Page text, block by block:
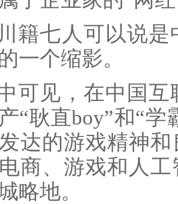
籍七人可以说
一个缩影。
可见，在中国
“耿直boy”和“学
达的游戏精神
商、游戏和人
略地。